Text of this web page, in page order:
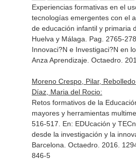
Experiencias formativas en el
tecnologías emergentes con el
de educación infantil y primaria
Huelva y Málaga. Pag. 2765-
Innovaci?N e Investigaci?N en
Anza Aprendizaje. Octaedro.
Moreno Crespo, Pilar,
Díaz, Maria del Rocio:
Retos formativos de la
mayores y herramientas
516-517. En: EDUcación y
desde la investigación y la
Barcelona. Octaedro. 2016.
846-5